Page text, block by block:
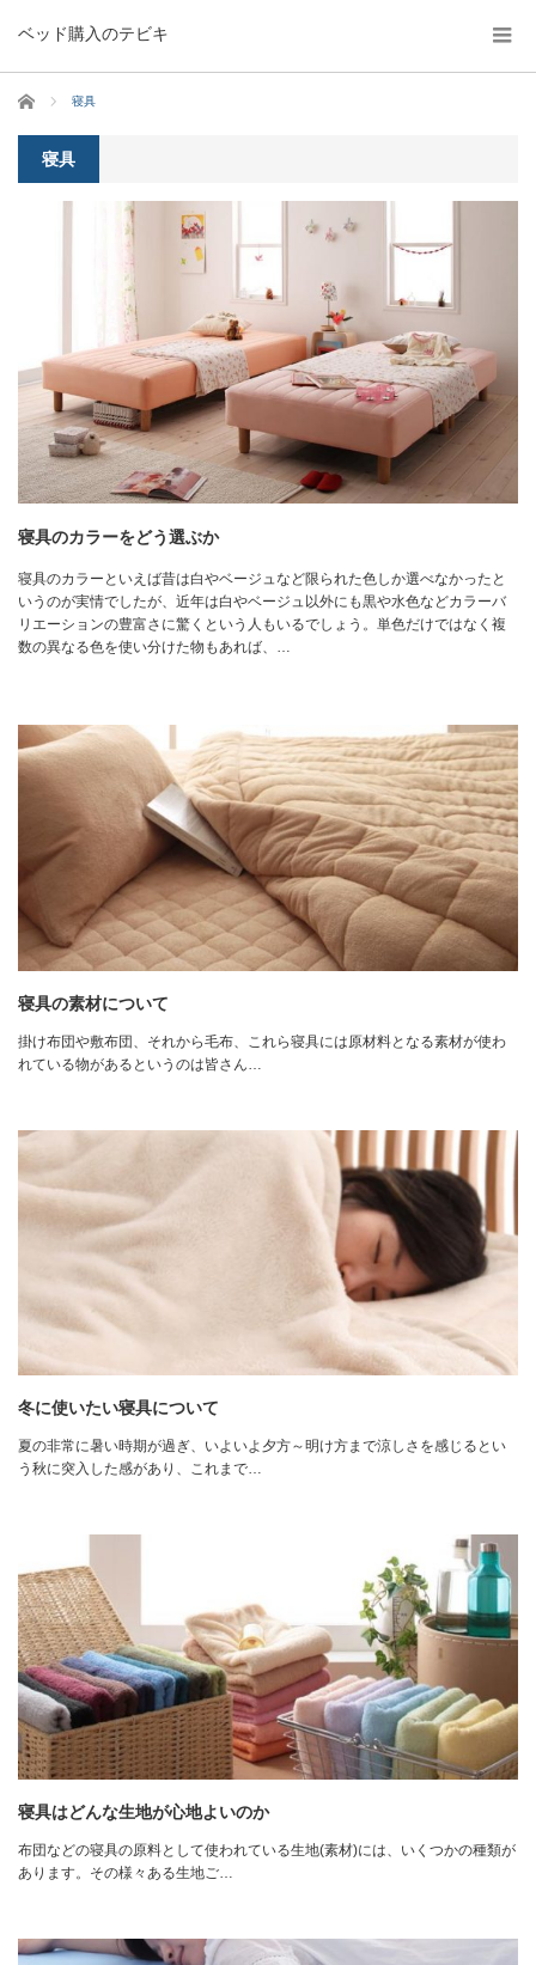
ベッド購入のテビキ
ホーム 寝具
寝具
寝具のカラーをどう選ぶか
寝具のカラーといえば昔は白やベージュなど限られた色しか選べなかったと
いうのが実情でしたが、近年は白やベージュ以外にも黒や水色などカラーバ
リエーションの豊富さに驚くという人もいるでしょう。単色だけではなく複
数の異なる色を使い分けた物もあれば、…
寝具の素材について
掛け布団や敷布団、それから毛布、これら寝具には原材料となる素材が使わ
れている物があるというのは皆さん…
冬に使いたい寝具について
夏の非常に暑い時期が過ぎ、いよいよ夕方～明け方まで涼しさを感じるとい
う秋に突入した感があり、これまで…
寝具はどんな生地が心地よいのか
布団などの寝具の原料として使われている生地(素材)には、いくつかの種類が
あります。その様々ある生地ご…